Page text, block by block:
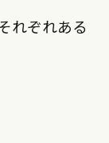
れぞれある